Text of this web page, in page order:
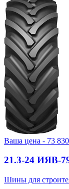
Ваша цена - 73 830
21.3-24 ИЯВ-
Шины для